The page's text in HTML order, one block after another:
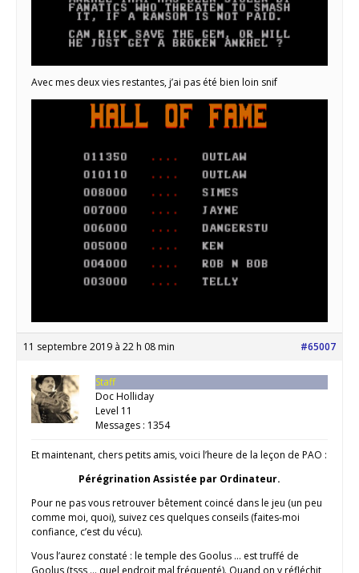
Avec mes deux vies restantes, j’ai pas été bien loin snif
11 septembre 2019 à 22 h 08 min #65007
Staff
Doc Holliday
Level 11
Messages : 1354
Et maintenant, chers petits amis, voici l’heure de la leçon de PAO :
Pérégrination Assistée par Ordinateur.
Pour ne pas vous retrouver bêtement coincé dans le jeu (un peu
comme moi, quoi), suivez ces quelques conseils (faites-moi
confiance, c’est du vécu).
Vous l’aurez constaté : le temple des Goolus … est truffé de
Goolus (tsss … quel endroit mal fréquenté). Quand on y réfléchit